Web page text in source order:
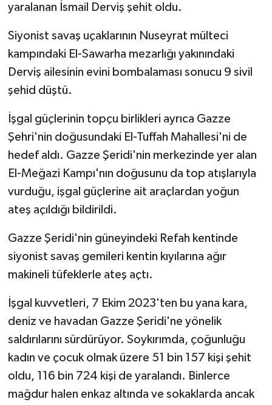
yaralanan İsmail Derviş şehit oldu.
Siyonist savaş uçaklarının Nuseyrat mülteci
kampındaki El-Sawarha mezarlığı yakınındaki
Derviş ailesinin evini bombalaması sonucu 9 sivil
şehid düştü.
İşgal güçlerinin topçu birlikleri ayrıca Gazze
Şehri'nin doğusundaki El-Tuffah Mahallesi'ni de
hedef aldı. Gazze Şeridi'nin merkezinde yer alan
El-Meğazi Kampı'nın doğusunu da top atışlarıyla
vurduğu, işgal güçlerine ait araçlardan yoğun
ateş açıldığı bildirildi.
Gazze Şeridi'nin güneyindeki Refah kentinde
siyonist savaş gemileri kentin kıyılarına ağır
makineli tüfeklerle ateş açtı.
İşgal kuvvetleri, 7 Ekim 2023'ten bu yana kara,
deniz ve havadan Gazze Şeridi'ne yönelik
saldırılarını sürdürüyor. Soykırımda, çoğunluğu
kadın ve çocuk olmak üzere 51 bin 157 kişi şehit
oldu, 116 bin 724 kişi de yaralandı. Binlerce
mağdur halen enkaz altında ve sokaklarda ancak